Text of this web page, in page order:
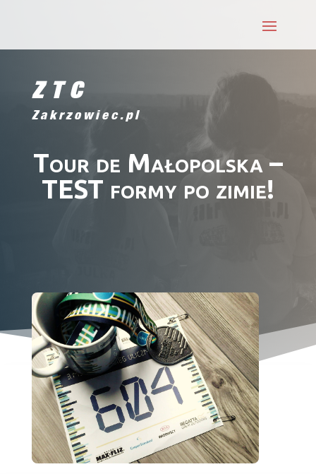
ZTC
Zakrzowiec.pl
Tour de Małopolska –
TEST formy po zimie!